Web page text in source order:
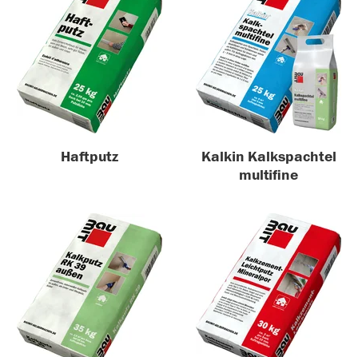
Haftputz
Kalkin Kalkspachtel
multifine